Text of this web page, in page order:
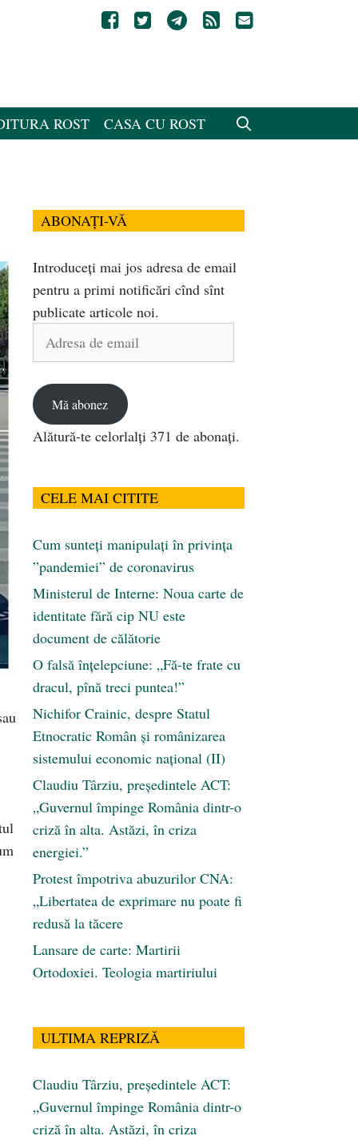
ROST CASA CU ROST
ABONAȚI-VĂ
Introduceți mai jos adresa de email
pentru a primi notificări cînd sînt
publicate articole noi.
Adresa
Mă abonez
Alătură-te celorlalți 371 de abonați.
CELE MAI CITITE
Cum sunteți manipulați în privința
”pandemiei” de coronavirus
Ministerul de Interne: Noua carte de
identitate fără cip NU este
document de călătorie
O falsă înțelepciune: „Fă-te frate cu
dracul, pînă treci puntea!”
Nichifor Crainic, despre Statul
Etnocratic Român şi românizarea
sistemului economic naţional (II)
Claudiu Târziu, președintele ACT:
„Guvernul împinge România dintr-o
criză în alta. Astăzi, în criza
energiei.”
Protest împotriva abuzurilor CNA:
„Libertatea de exprimare nu poate fi
redusă la tăcere
Lansare de carte: Martirii
Ortodoxiei. Teologia martiriului
ULTIMA REPRIZĂ
Claudiu Târziu, președintele ACT:
„Guvernul împinge România dintr-o
criză în alta. Astăzi, în criza